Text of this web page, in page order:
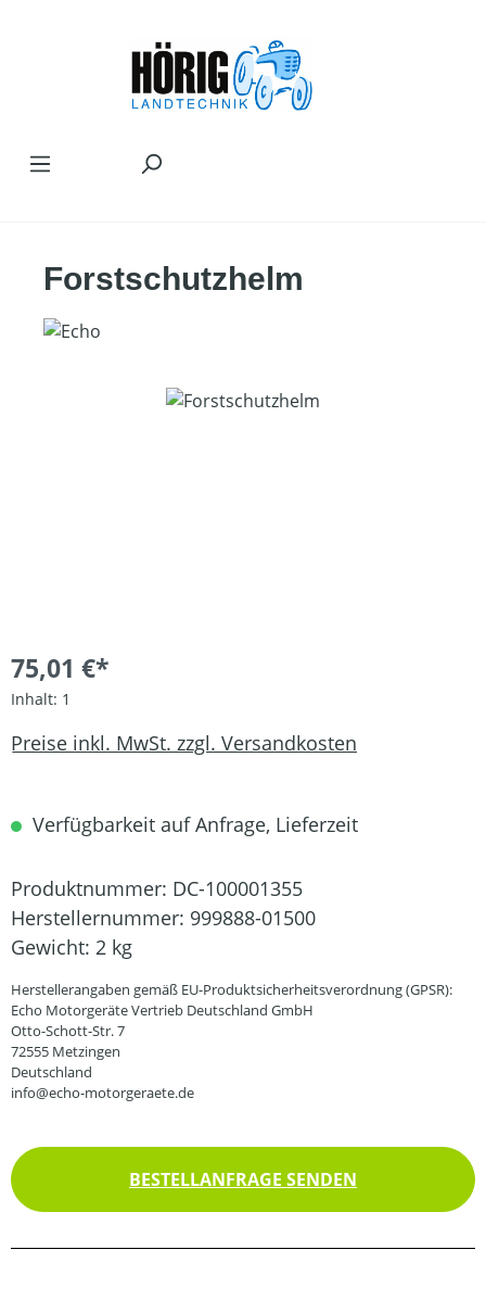
Forstschutzhelm
Bildergalerie überspringen
75,01 €*
Inhalt: 1
Preise inkl. MwSt. zzgl. Versandkosten
Verfügbarkeit auf Anfrage, Lieferzeit
Produktnummer: DC-100001355
Herstellernummer: 999888-01500
Gewicht: 2 kg
Herstellerangaben gemäß EU-Produktsicherheitsverordnung (GPSR):
Echo Motorgeräte Vertrieb Deutschland GmbH
Otto-Schott-Str. 7
72555 Metzingen
Deutschland
info@echo-motorgeraete.de
BESTELLANFRAGE SENDEN